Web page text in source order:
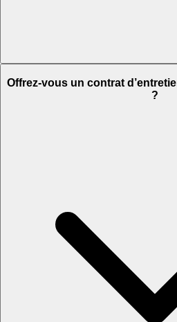
Offrez-vous un contrat
?